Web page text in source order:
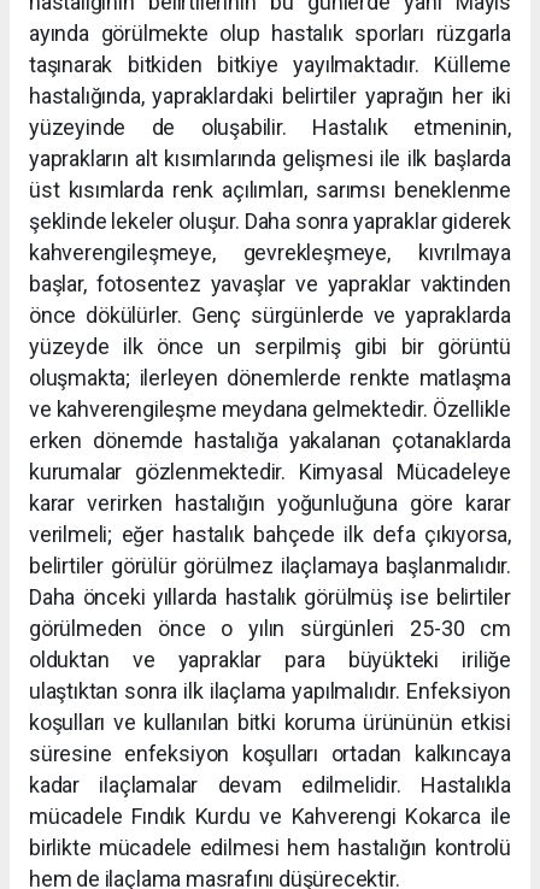
ayında görülmekte olup hastalık sporları rüzgarla
taşınarak bitkiden bitkiye yayılmaktadır. Külleme
hastalığında, yapraklardaki belirtiler yaprağın her iki
yüzeyinde de oluşabilir. Hastalık etmeninin,
yaprakların alt kısımlarında gelişmesi ile ilk başlarda
üst kısımlarda renk açılımları, sarımsı beneklenme
şeklinde lekeler oluşur. Daha sonra yapraklar giderek
kahverengileşmeye, gevrekleşmeye, kıvrılmaya
başlar, fotosentez yavaşlar ve yapraklar vaktinden
önce dökülürler. Genç sürgünlerde ve yapraklarda
yüzeyde ilk önce un serpilmiş gibi bir görüntü
oluşmakta; ilerleyen dönemlerde renkte matlaşma
ve kahverengileşme meydana gelmektedir. Özellikle
erken dönemde hastalığa yakalanan çotanaklarda
kurumalar gözlenmektedir. Kimyasal Mücadeleye
karar verirken hastalığın yoğunluğuna göre karar
verilmeli; eğer hastalık bahçede ilk defa çıkıyorsa,
belirtiler görülür görülmez ilaçlamaya başlanmalıdır.
Daha önceki yıllarda hastalık görülmüş ise belirtiler
görülmeden önce o yılın sürgünleri 25-30 cm
olduktan ve yapraklar para büyükteki iriliğe
ulaştıktan sonra ilk ilaçlama yapılmalıdır. Enfeksiyon
koşulları ve kullanılan bitki koruma ürününün etkisi
süresine enfeksiyon koşulları ortadan kalkıncaya
kadar ilaçlamalar devam edilmelidir. Hastalıkla
mücadele Fındık Kurdu ve Kahverengi Kokarca ile
birlikte mücadele edilmesi hem hastalığın kontrolü
hem de ilaçlama masrafını düşürecektir.